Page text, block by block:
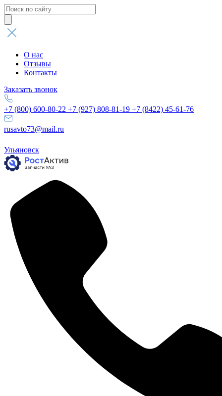
Поиск
товаров
О нас
Отзывы
Контакты
Заказать звонок
+7 (800) 600-80-22 +7 (927) 808-81-19 +7 (8422) 45-61-76
rusavto73@mail.ru
Ульяновск